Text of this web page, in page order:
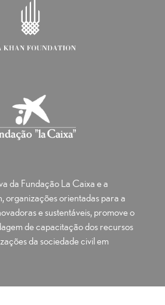
da Fundação La Caixa e a
organizações orientadas para a
e sustentáveis, promove o
de capacitação dos recursos
da sociedade civil em